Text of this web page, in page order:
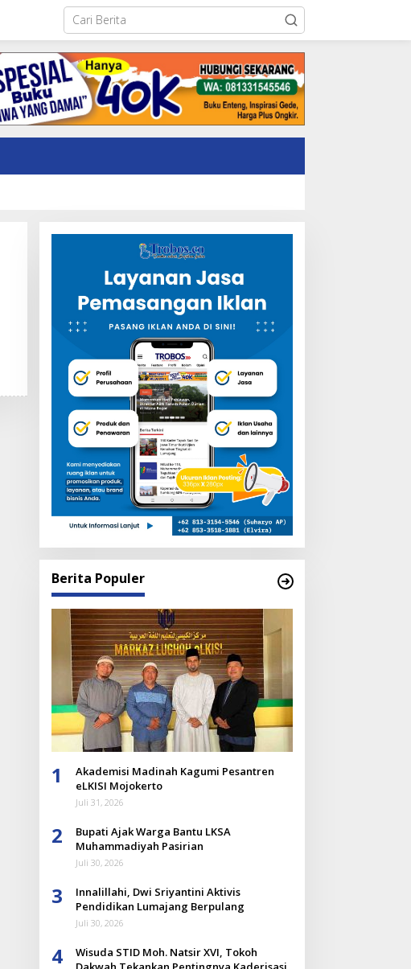
Berita Populer
1
Akademisi Madinah Kagumi Pesantren
eLKISI Mojokerto
Juli 31, 2026
2
Bupati Ajak Warga Bantu LKSA
Muhammadiyah Pasirian
Juli 30, 2026
3
Innalillahi, Dwi Sriyantini Aktivis
Pendidikan Lumajang Berpulang
Juli 30, 2026
4
Wisuda STID Moh. Natsir XVI, Tokoh